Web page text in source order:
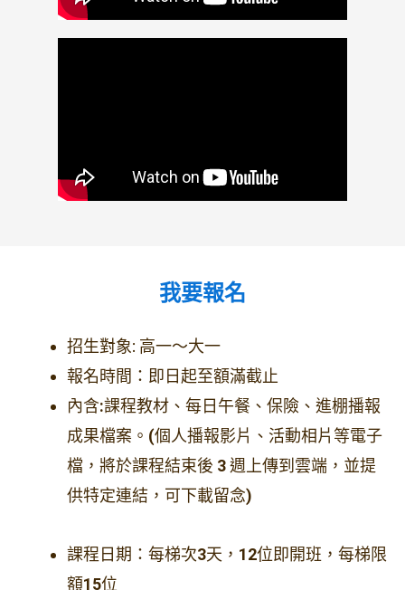
我要報名
招生對象: 高一～大一
報名時間：即日起至額滿截止
內含:課程教材、每日午餐、保險、進棚播報
成果檔案。 (個人播報影片、活動相片等電子
檔，將於課程結束後 3週上傳到雲端，並提
供特定連結，可下載留念)
課程日期：每梯次3天， 12位即開班，每梯限
額15位